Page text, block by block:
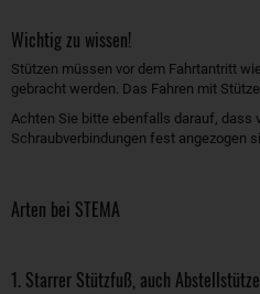
Wichtig zu wissen!
Stützen müssen vor dem Fahrtantritt
gebracht werden. Das Fahren mit
Achten Sie bitte ebenfalls darauf, dass
Schraubverbindungen fest angezogen
Arten bei STEMA
1. Starrer Stützfuß, auch